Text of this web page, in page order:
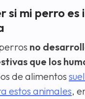
si mi perro
no
que los
de alimentos
estos animales,